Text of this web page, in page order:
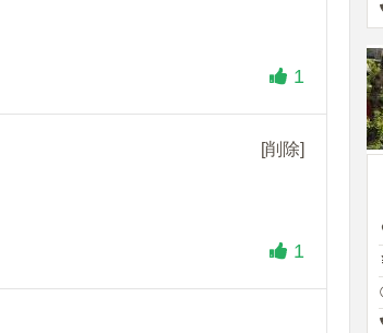
1
[削除]
1